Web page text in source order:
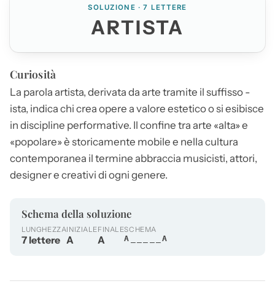
SOLUZIONE · 7 LETTERE
ARTISTA
Curiosità
La parola artista, derivata da arte tramite il suffisso -
ista, indica chi crea opere a valore estetico o si esibisce
in discipline performative. Il confine tra arte «alta» e
«popolare» è storicamente mobile e nella cultura
contemporanea il termine abbraccia musicisti, attori,
designer e creativi di ogni genere.
Schema della soluzione
LUNGHEZZA
7 lettere
INIZIALE
A
FINALE
A
SCHEMA
A_____A